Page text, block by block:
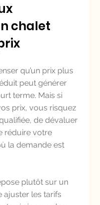
chalet
qu’un prix plus
peut générer
terme. Mais si
prix, vous risquez
de dévaluer
réduire votre
la demande est
plutôt sur un
ajuster les tarifs